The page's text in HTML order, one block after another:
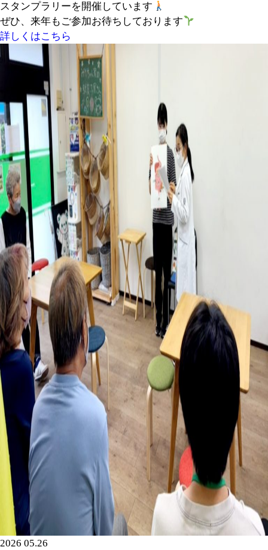
スタンプラリーを開催しています
ぜひ、来年もご参加お待ちしております
詳しくはこちら
2026 05.26